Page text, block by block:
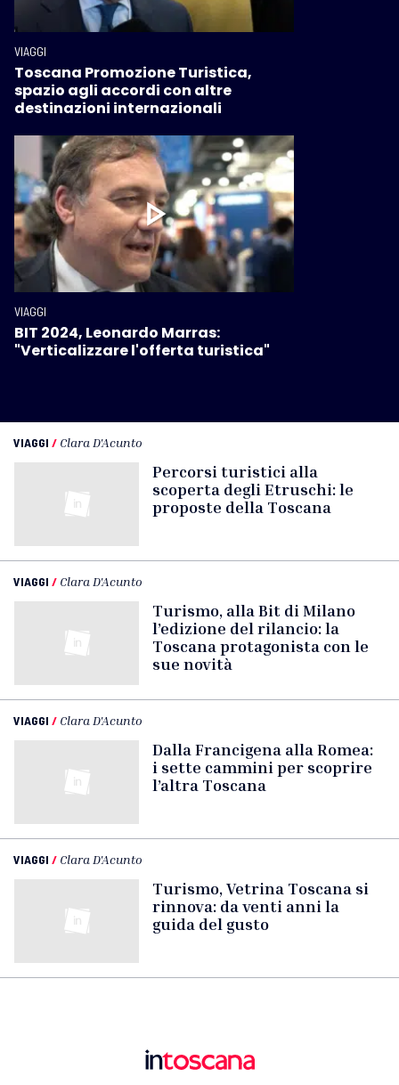
VIAGGI
Toscana Promozione Turistica,
spazio agli accordi con altre
destinazioni internazionali
VIAGGI
BIT 2024, Leonardo Marras:
"Verticalizzare l'offerta turistica"
VIAGGI / Clara D'Acunto
Percorsi turistici alla
scoperta degli Etruschi: le
proposte della Toscana
VIAGGI / Clara D'Acunto
Turismo, alla Bit di Milano
l’edizione del rilancio: la
Toscana protagonista con le
sue novità
VIAGGI / Clara D'Acunto
Dalla Francigena alla Romea:
i sette cammini per scoprire
l’altra Toscana
VIAGGI / Clara D'Acunto
Turismo, Vetrina Toscana si
rinnova: da venti anni la
guida del gusto